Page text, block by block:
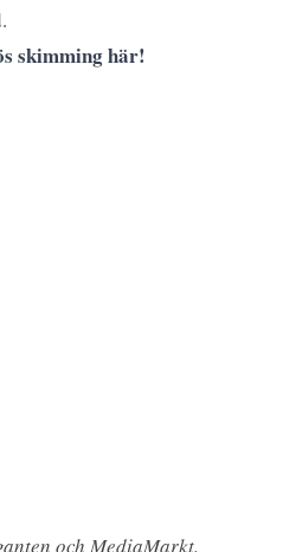
skimming här!
och MediaMarkt.